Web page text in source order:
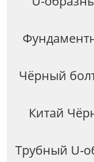
Чёрный
Китай
Трубный U-